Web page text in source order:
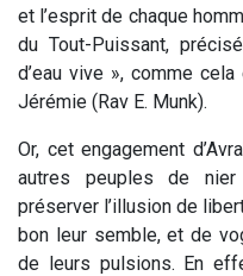
et l’esprit de chaque
du Tout-Puissant,
d’eau vive », comme cela
Jérémie (Rav E. Munk).
Or, cet engagement
autres peuples de nier
préserver l’illusion de
bon leur semble, et de
de leurs pulsions. En